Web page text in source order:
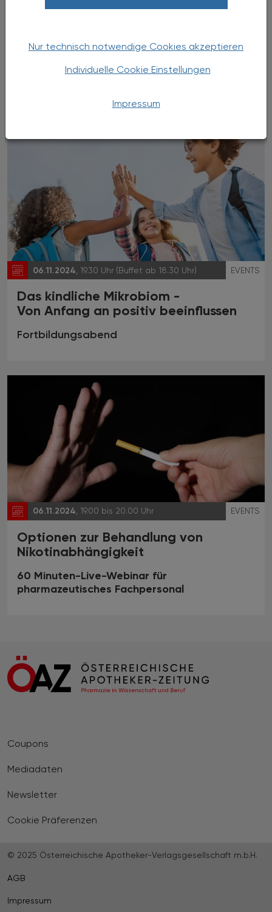
Nur technisch notwendige Cookies akzeptieren
Individuelle Cookie Einstellungen
Impressum
Effektive Kommunikation –
„Abenteuer-Spielplatz Apotheke“
06.11.2024 , 19.30 Uhr (Buffet ab 18.30 Uhr) EVENTS
Das kindliche Mikrobiom -
Von Anfang an positiv beeinflussen
Fortbildungsabend
06.11.2024, 19.00 bis 20.00 Uhr EVENTS
Optionen zur Behandlung von
Nikotinabhängigkeit
60 Minuten-Live-Webinar für
pharmazeutisches Fachpersonal
Coupons
Mediadaten
Newsletter
Cookie Präferenzen
© 2025 Österreichische Apotheker-Verlagsgesellschaft m.b.H.
AGB
Impressum